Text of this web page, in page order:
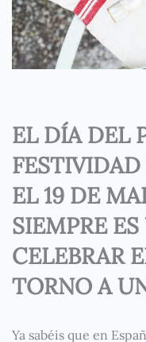
EL DÍA DEL
FESTIVIDAD
EL 19 DE
SIEMPRE
CELEBRAR
TORNO A
Ya sabéis que en